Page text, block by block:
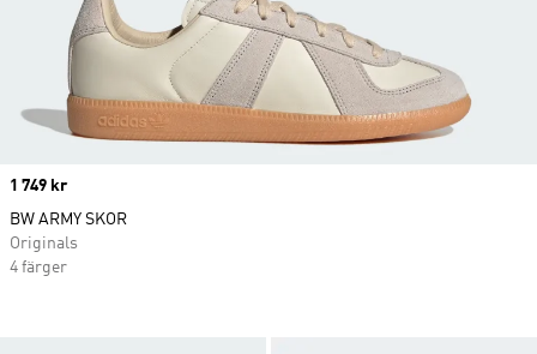
Price
1 749 kr
BW ARMY SKOR
Originals
4 färger